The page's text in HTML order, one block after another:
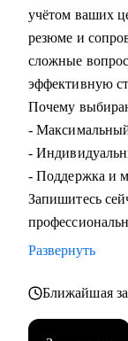
учётом ваших
резюме и
сложные
эффективную
Почему
- Максимальный
-
- Поддержка и
Запишитесь
Развернуть
Ближайшая